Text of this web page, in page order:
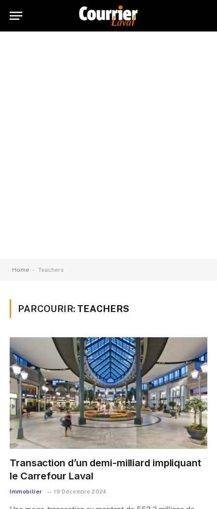
Home - Teachers
PARCOURIR: TEACHERS
Transaction d’un demi-milliard impliquant
le Carrefour Laval
Immobilier 19 Décembre 2024